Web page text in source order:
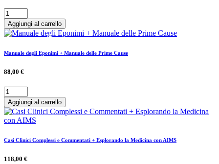
Aggiungi al carrello
Manuale degli Eponimi + Manuale delle Prime Cause
88,00 €
Aggiungi al carrello
Casi Clinici Complessi e Commentati + Esplorando la Medicina con AIMS
118,00 €